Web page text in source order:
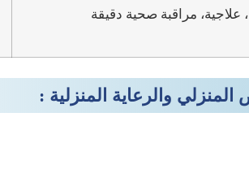
علاجية، مراقبة صحية دقيقة
والرعاية المنزلية :